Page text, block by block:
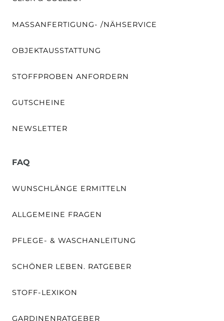
MASSANFERTIGUNG- /NÄHSERVICE
OBJEKTAUSSTATTUNG
STOFFPROBEN ANFORDERN
GUTSCHEINE
NEWSLETTER
FAQ
WUNSCHLÄNGE ERMITTELN
ALLGEMEINE FRAGEN
PFLEGE- & WASCHANLEITUNG
SCHÖNER LEBEN. RATGEBER
STOFF-LEXIKON
GARDINENRATGEBER